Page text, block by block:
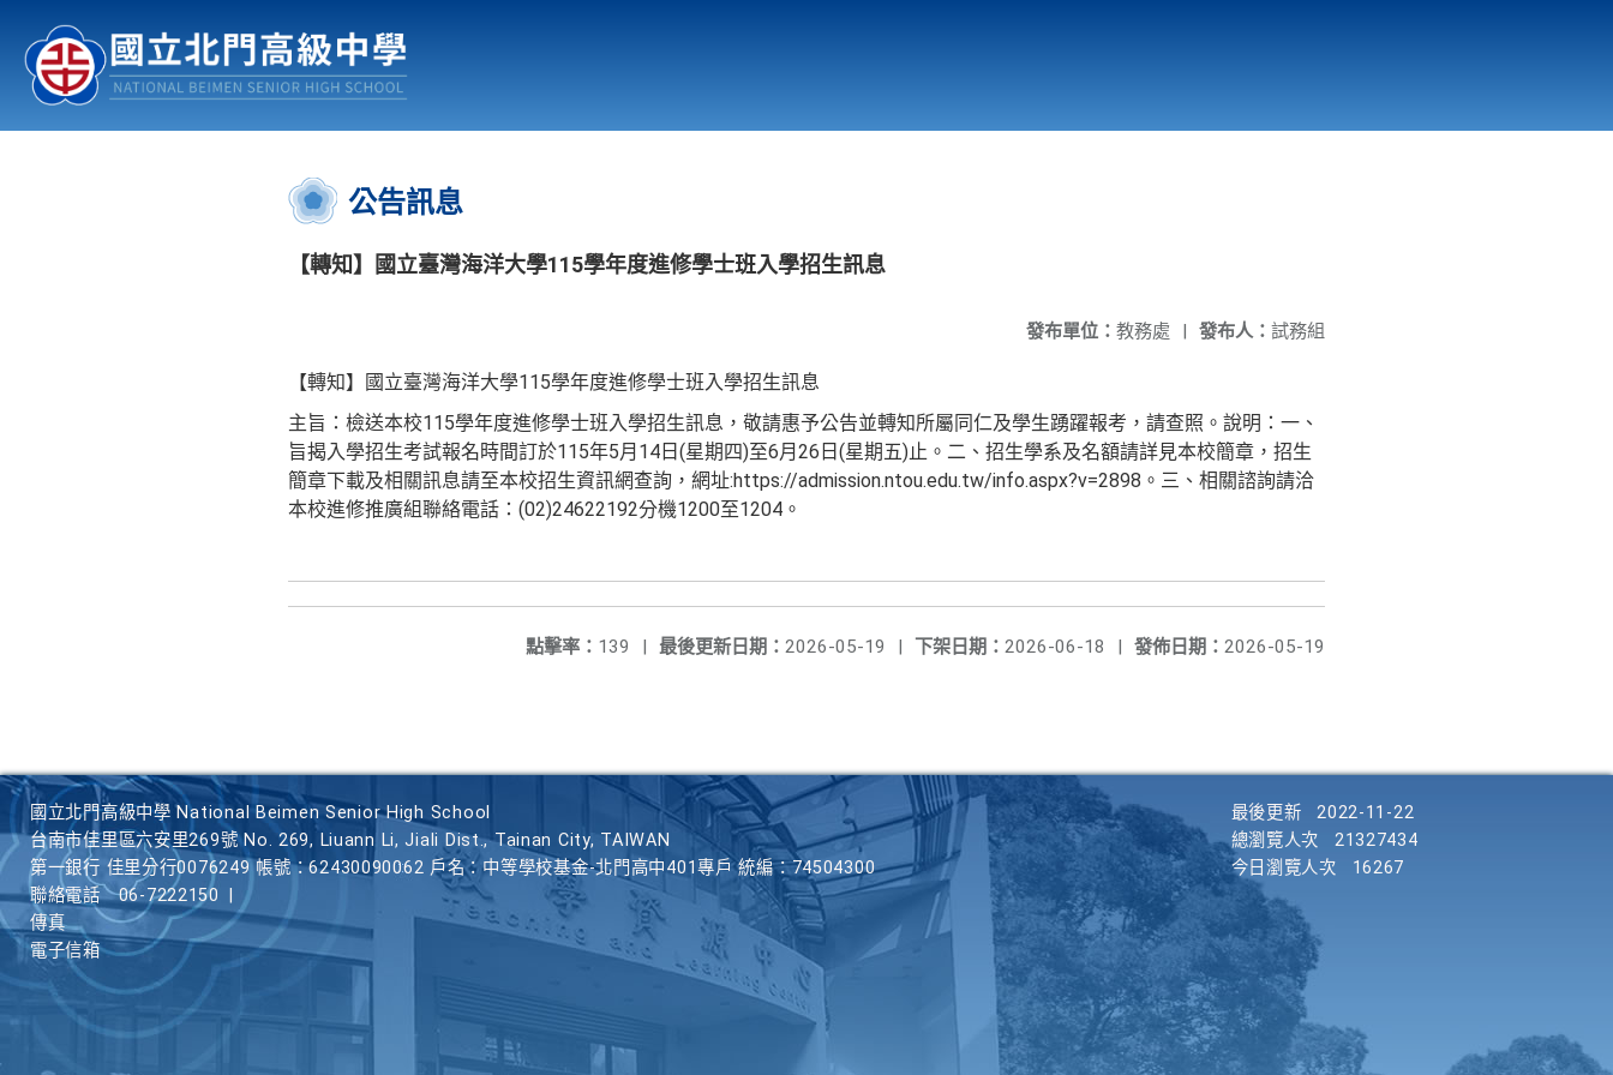
認識北中 行事曆
:::
公告訊息
【轉知】國立臺灣海洋大學115學年度進修學士班入學招生訊息
發布人： 試務組
發布單位： 教務處 |
【轉知】國立臺灣海洋大學115學年度進修學士班入學招生訊息
主旨：檢送本校115學年度進修學士班入學招生訊息，敬請惠予公告並轉知所屬同仁及學生踴躍報考，請查照。說明：一、
旨揭入學招生考試報名時間訂於115年5月14日(星期四)至6月26日(星期五)止。二、招生學系及名額請詳見本校簡章，招生
簡章下載及相關訊息請至本校招生資訊網查詢，網址:https://admission.ntou.edu.tw/info.aspx?v=2898。三、相關諮詢請洽
本校進修推廣組聯絡電話：(02)24622192分機1200至1204。
發佈日期： 2026-05-19
下架日期： 2026-06-18 |
最後更新日期： 2026-05-19 |
點擊率： 139 |
國立北門高級中學 National Beimen Senior High School
台南市佳里區六安里269號 No. 269, Liuann Li, Jiali Dist., Tainan City, TAIWAN
第一銀行 佳里分行0076249 帳號：62430090062 戶名：中等學校基金-北門高中401專戶 統編：74504300
聯絡電話
06-7222150
傳真
電子信箱
最後更新
2022-11-22
總瀏覽人次
21327434
今日瀏覽人次
16267